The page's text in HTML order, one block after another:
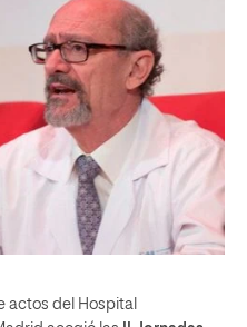
actos del Hospital